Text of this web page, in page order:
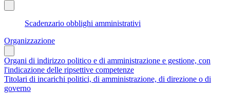
Scadenzario obblighi amministrativi
Organizzazione
Organi di indirizzo politico e di amministrazione e gestione, con
l'indicazione delle ripsettive competenze
Titolari di incarichi politici, di amministrazione, di direzione o di
governo